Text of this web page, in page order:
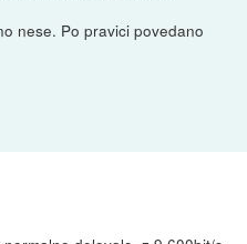
nese. Po pravici povedano